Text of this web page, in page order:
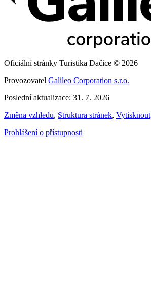
Oficiální stránky Turistika Dačice © 2026
Provozovatel Galileo Corporation s.r.o.
Poslední aktualizace: 31. 7. 2026
Změna vzhledu, Struktura stránek, Vytisknout
Prohlášení o přístupnosti